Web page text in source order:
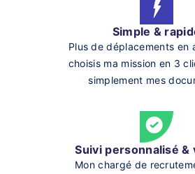
Simple &
Plus de déplacements en
choisis ma mission en 3
simplement mes
Suivi personnalisé &
Mon chargé de